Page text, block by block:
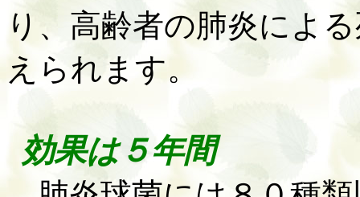
り、高齢者の肺炎によ
えられます。
効果は５年間